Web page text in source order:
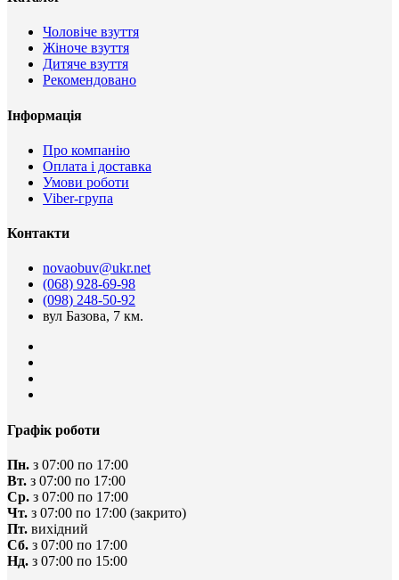
Чоловіче взуття
Жіноче взуття
Дитяче взуття
Рекомендовано
Інформація
Про компанію
Оплата і доставка
Умови роботи
Viber-група
Контакти
novaobuv@ukr.net
(068) 928-69-98
(098) 248-50-92
вул Базова, 7 км.
Графік роботи
Пн. з 07:00 по 17:00
Вт. з 07:00 по 17:00
Ср. з 07:00 по 17:00
Чт. з 07:00 по 17:00 (закрито)
Пт. вихідний
Сб. з 07:00 по 17:00
Нд. з 07:00 по 15:00